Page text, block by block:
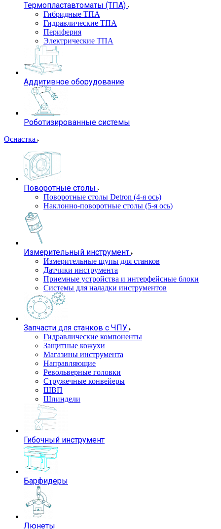
Термопластавтоматы (ТПА)
Гибридные ТПА
Гидравлические ТПА
Периферия
Электрические ТПА
Аддитивное оборудование
Роботизированные системы
Оснастка
Поворотные столы
Поворотные столы Detron (4-я ось)
Наклонно-поворотные столы (5-я ось)
Измерительный инструмент
Измерительные щупы для станков
Датчики инструмента
Приемные устройства и интерфейсные блоки
Системы для наладки инструментов
Запчасти для станков с ЧПУ
Гидравлические компоненты
Защитные кожухи
Магазины инструмента
Направляющие
Револьверные головки
Стружечные конвейеры
ШВП
Шпиндели
Гибочный инструмент
Барфидеры
Люнеты